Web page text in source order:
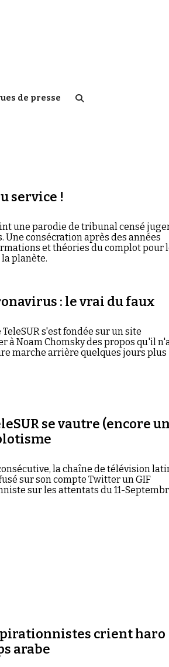
de presse
service !
une parodie de tribunal censé
consécration après des années
et théories du complot pour
planète.
: le vrai du faux
s'est fondée sur un site
à Noam Chomsky des propos qu'il
marche arrière quelques jours plus
se vautre (encore
la chaîne de télévision
sur son compte Twitter un GIF
sur les attentats du 11-
crient haro
arabe